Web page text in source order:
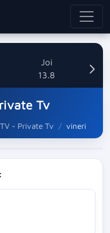
Joi
13.8
Tv
- Private Tv vineri